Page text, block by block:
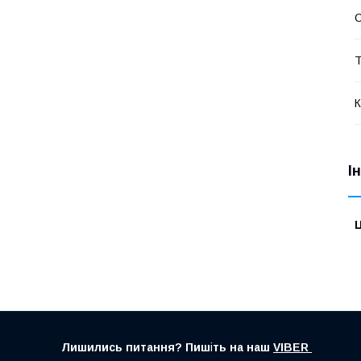
Лишились питання? Пишіть на наш VIBER